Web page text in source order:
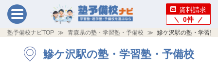
資料請求
0件
塾予備校ナビTOP 青森県の塾・学習塾・予備校 鰺ケ沢駅の塾・学習塾
鰺ケ沢駅の塾・学習塾・予備校